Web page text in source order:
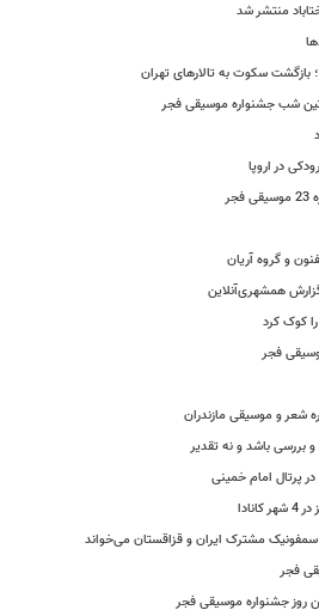
منتشر شد
بازگشت سکوت به تالارهای تهران
شب جشنواره موسیقی فجر
در اروپا
و گروه آریان
همشهری‌آنلاین
کوک کرد
فجر
شعر و موسیقی مازندران
و بررسی باشد و نه تقدیر
پرتال امام خمینی
سمفونیک مشترک ایران و قزاقستان می‌خواند
روز جشنواره موسیقی فجر